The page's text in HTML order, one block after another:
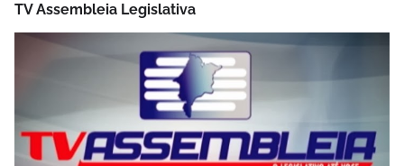
TV Assembleia Legislativa